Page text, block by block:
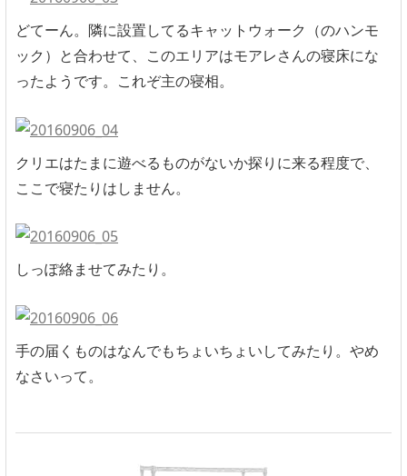
どてーん。隣に設置してるキャットウォーク（のハンモ
ック）と合わせて、このエリアはモアレさんの寝床にな
ったようです。これぞ主の寝相。
クリエはたまに遊べるものがないか探りに来る程度で、
ここで寝たりはしません。
しっぽ絡ませてみたり。
手の届くものはなんでもちょいちょいしてみたり。やめ
なさいって。